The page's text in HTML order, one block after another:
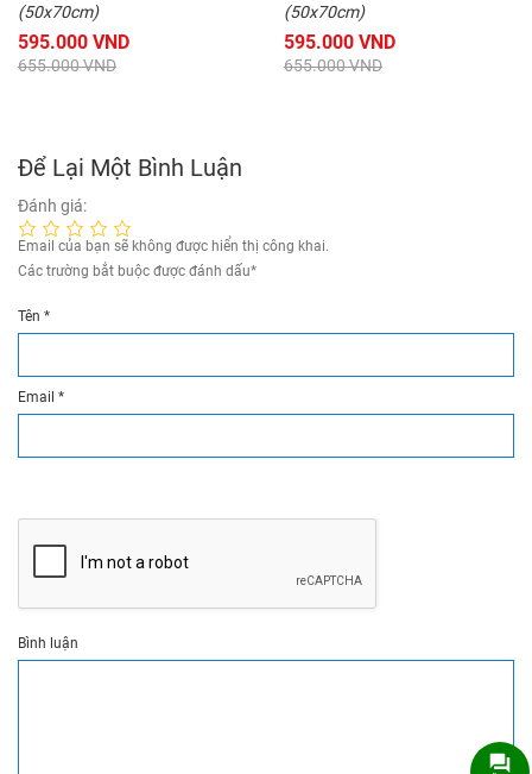
(50x70cm)
595.000 VND
655.000 VND
(50x70cm)
595.000 VND
655.000 VND
Để Lại Một Bình Luận
Đánh giá:
Email của bạn sẽ không được hiển thị công khai.
Các trường bắt buộc được đánh dấu*
Tên *
Email *
Bình luận